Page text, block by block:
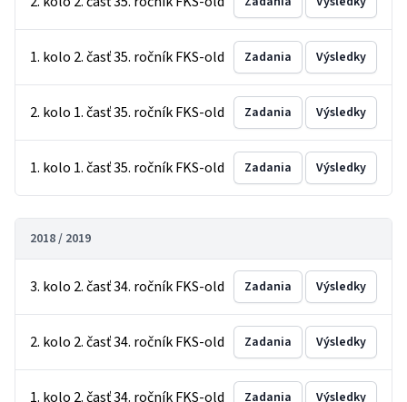
1. kolo 2. časť 35. ročník FKS-old Zadania Výsledky
2. kolo 1. časť 35. ročník FKS-old Zadania Výsledky
1. kolo 1. časť 35. ročník FKS-old Zadania Výsledky
2018 / 2019
3. kolo 2. časť 34. ročník FKS-old Zadania Výsledky
2. kolo 2. časť 34. ročník FKS-old Zadania Výsledky
1. kolo 2. časť 34. ročník FKS-old Zadania Výsledky